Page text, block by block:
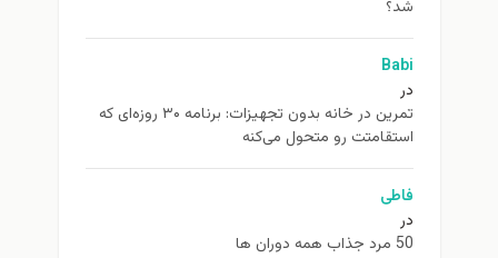
شد؟
Babi
در
تمرین در خانه بدون تجهیزات: برنامه ۳۰ روزه‌ای که
استقامتت رو متحول می‌کنه
فاطی
در
50 مرد جذاب همه دوران ها